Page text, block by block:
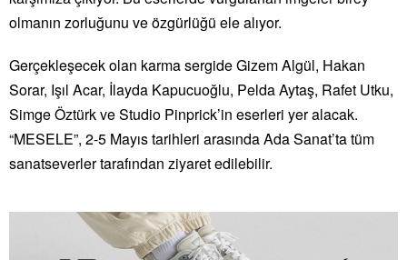
olmanın zorluğunu ve özgürlüğü ele alıyor.
Gerçekleşecek olan karma sergide Gizem Algül, Hakan
Sorar, Işıl Acar, İlayda Kapucuoğlu, Pelda Aytaş, Rafet Utku,
Simge Öztürk ve Studio Pinprick’in eserleri yer alacak.
“MESELE”, 2-5 Mayıs tarihleri arasında Ada Sanat’ta tüm
sanatseverler tarafından ziyaret edilebilir.